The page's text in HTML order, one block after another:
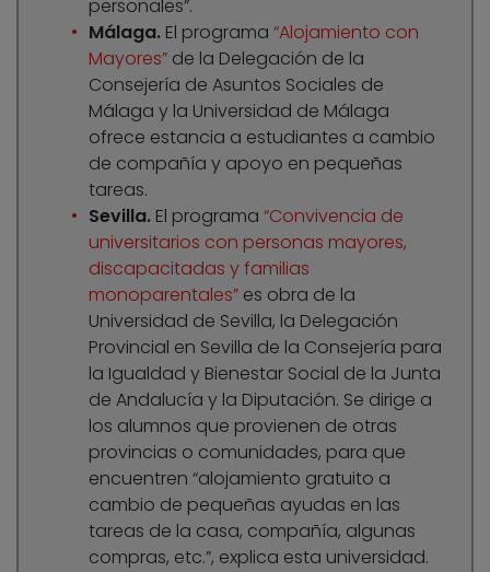
personales”.
Málaga. El programa “Alojamiento con
Mayores” de la Delegación de la
Consejería de Asuntos Sociales de
Málaga y la Universidad de Málaga
ofrece estancia a estudiantes a cambio
de compañía y apoyo en pequeñas
tareas.
Sevilla. El programa “Convivencia de
universitarios con personas mayores,
discapacitadas y familias
monoparentales” es obra de la
Universidad de Sevilla, la Delegación
Provincial en Sevilla de la Consejería para
la Igualdad y Bienestar Social de la Junta
de Andalucía y la Diputación. Se dirige a
los alumnos que provienen de otras
provincias o comunidades, para que
encuentren “alojamiento gratuito a
cambio de pequeñas ayudas en las
tareas de la casa, compañía, algunas
compras, etc.”, explica esta universidad.